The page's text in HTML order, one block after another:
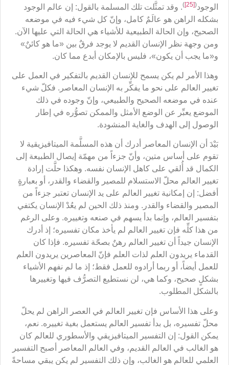
الوجود(
[25]
). وقد تمثَّلت تلك المسلمة بالقول: إن عالم الوجود
بشكله الراهن هو عالَمٌ كامل، وإنّ كل شيء فيه في موضعه
الصحيح، وإن الحالة الطبيعية للأشياء هي الحالة التي عليها الآن.
ومن وجهة نظر الإنسان القديم لا يوجد فرقٌ بين «ما هو كائنٌ»
و«ما يجب أن يكون»، فليس بالإمكان أبدع مما كان.
وهذا الأمر لم يكن يسمح للإنسان القديم بالتفكير في العمل على
تغيير العالم على نحو ما يفكِّر به الإنسان المعاصر. فكلّ شيء
عنده في موضعه الصحيح والطبيعي، وإنّ وجوده في ذلك
الموضع يعبِّر عن الوضع الأمثل والممكن تصوُّره في إطار
الوصول إلى الهدف والغاية المنشودة.
بَيْدَ أن الإنسان المعاصر أدرك أن هذه المسلَّمة الميتافيزيقية لا
تقوم على أساس متين، وأنّ جزءاً من مهمّة إيصال الطبيعة إلى
الكمال قد أُلقي على كاهل الإنسان نفسه. وهكذا حلَّت إرادة
تغيير العالم محلّ الاستسلام للمصير والقضاء والقدر، أو بعبارةٍ
أفضل: إن إمكانية تغيير العالم على يد الإنسان تعتبر جزءاً من
المصير والقضاء والقدر. ومنذ ذلك الحين لم يعُدْ الإنسان يكتفي
بتفسير العالم، وإنما بدأ يسهم في صنعه وتغييره. وعلى الرغم
من هذا كلِّه فإن تغيير العالم لم يأخذ مكان تفسيره؛ إذ أدرك
الإنسان جيداً أن تغيير العالم رهنٌ بصحّة تفسيره. فإذا كان
القدماء يريدون العلم لذات العلم فإنّ المعاصرين يريدون العلم
للعمل أيضاً، أو ربما أرادوه للعمل فقط؛ إذ ما لم نفهم الأشياء
بشكلٍ صحيح، وكما هي، لن نستطيع التصرُّف فيها وتغييرها
بالشكل المطلوب.
وعلى هذا الأساس فإن تغيير العالم في العصر الراهن لم يحلّ
محلّ تفسيره، بل بدأ تفسير العالم يستعمل بغية تغييره. نعم،
يمكن القول: إن التفسير الميتافيزيقي والأسطوري للعالم كان
هو الغالب في العالم القديم، وفي العالم المعاصر أصبح التفسير
العلمي للعالم هو الغالب، وإن ذلك التفسير لم يكن يبقي مساحةً